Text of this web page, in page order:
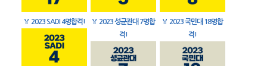
🏅 2023 SADI 4명합격! 🏅 2023 성균관대 7명합
격!
🏅 2023 국민대 18명합
격!